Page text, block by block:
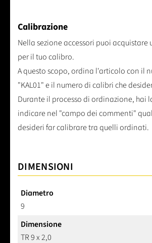
Calibrazione
Nella sezione accessori puoi
per il tuo calibro.
A questo scopo, ordina l'articolo con il
"KAL01" e il numero di calibri che
Durante il processo di ordinazione, hai
indicare nel "campo dei commenti"
desideri far calibrare tra quelli ordinati.
DIMENSIONI
Diametro
9
Dimensione
TR 9 x 2,0